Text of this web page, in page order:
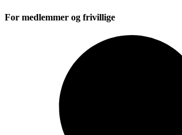
For medlemmer og frivillige